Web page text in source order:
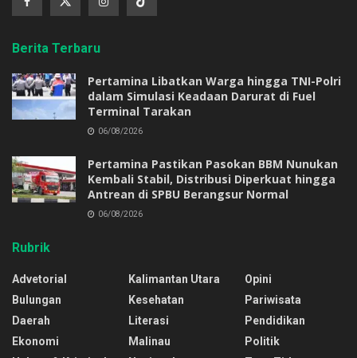
Berita Terbaru
Pertamina Libatkan Warga hingga TNI-Polri
dalam Simulasi Keadaan Darurat di Fuel
Terminal Tarakan
06/08/2026
Pertamina Pastikan Pasokan BBM Nunukan
Kembali Stabil, Distribusi Diperkuat hingga
Antrean di SPBU Berangsur Normal
06/08/2026
Rubrik
Advetorial
Bulungan
Daerah
Ekonomi
Kalimantan Utara
Kesehatan
Literasi
Malinau
Opini
Pariwisata
Pendidikan
Politik